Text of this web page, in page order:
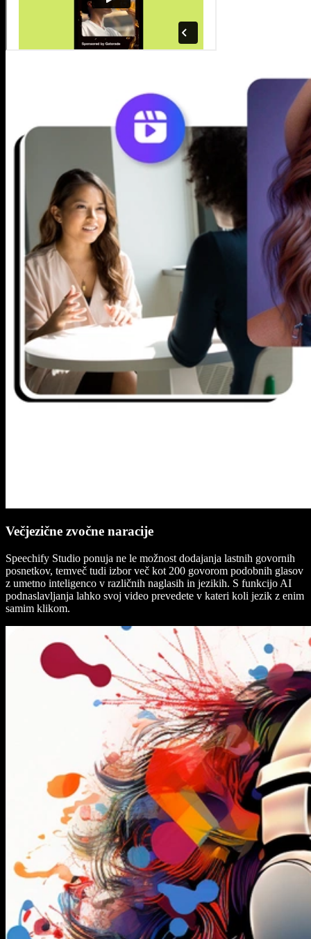
Večjezične zvočne naracije
Speechify Studio ponuja ne le možnost dodajanja lastnih govornih
posnetkov, temveč tudi izbor več kot 200 govorom podobnih glasov
z umetno inteligenco v različnih naglasih in jezikih. S funkcijo AI
podnaslavljanja lahko svoj video prevedete v kateri koli jezik z enim
samim klikom.